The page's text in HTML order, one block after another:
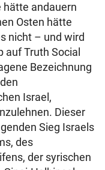
hätte andauern
Osten hätte
nicht – und wird
auf Truth Social
Bezeichnung
Israel,
Dieser
Sieg Israels
des
der syrischen